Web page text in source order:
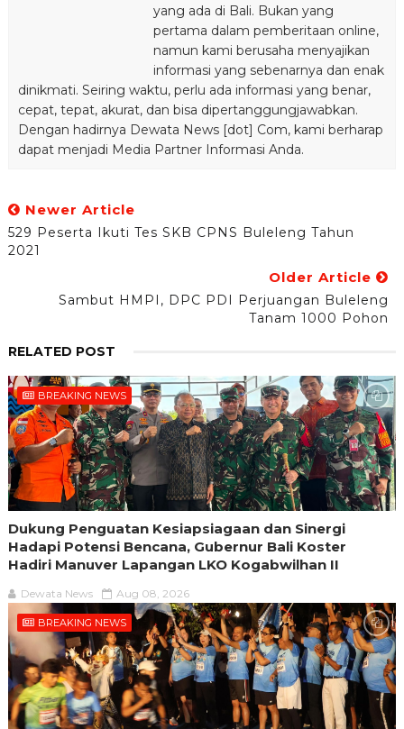
yang ada di Bali. Bukan yang
pertama dalam pemberitaan online,
namun kami berusaha menyajikan
informasi yang sebenarnya dan enak
dinikmati. Seiring waktu, perlu ada informasi yang benar,
cepat, tepat, akurat, dan bisa dipertanggungjawabkan.
Dengan hadirnya Dewata News [dot] Com, kami berharap
dapat menjadi Media Partner Informasi Anda.
Newer Article
529 Peserta Ikuti Tes SKB CPNS Buleleng Tahun
2021
Older Article
Sambut HMPI, DPC PDI Perjuangan Buleleng
Tanam 1000 Pohon
RELATED POST
BREAKING NEWS
Dukung Penguatan Kesiapsiagaan dan Sinergi
Hadapi Potensi Bencana, Gubernur Bali Koster
Hadiri Manuver Lapangan LKO Kogabwilhan II
Dewata News Aug 08, 2026
BREAKING NEWS